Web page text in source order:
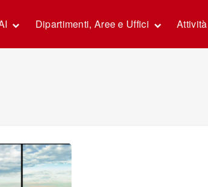
Dipartimenti, Aree e Uffici Attività